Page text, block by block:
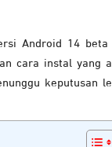
Android 14 beta
cara instal yang
keputusan